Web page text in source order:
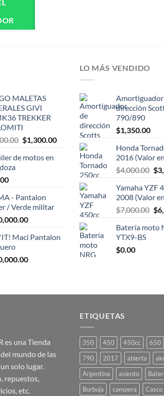
MALETAS
GIVI
TREKKER
El
original
$1,300.00El
$1,300.00.
de motos en
- Pantalon
/ Verde militar
Maci Pantalon
LO MÁS VENDIDO
dirección
790/890
$1,350.00
Honda
2016 (Valor
$4,000.00 El
era:
$
Yamaha YZF
2008 (Valor
$7,000.00 El
$
Batería moto
YTX9-BS
$0.00
es una Tienda
mundo de las
solo lugar.
repuestos,
etc.
ETIQUETAS
350 450 450cc 650
790
2017 abierto
Argentina
asiento
Burbuja
campera Casco